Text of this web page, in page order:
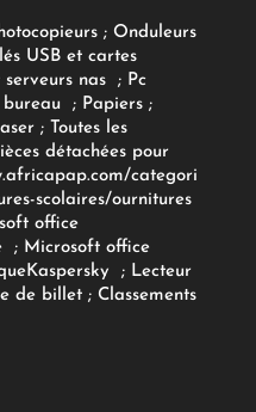
; Onduleurs
USB et cartes
serveurs nas ; Pc
bureau ; Papiers;
; Toutes les
détachées pour
categori
scolaires/ournitures
office
; Microsoft office
Kaspersky ; Lecteur
de billet; Classements